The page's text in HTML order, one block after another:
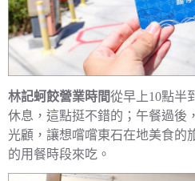
林記蚵餃營業時間從早上10點半
休息，這點挺不錯的；午餐過後
光顧，讓想嚐嚐東石在地美食的
的用餐時段來吃。